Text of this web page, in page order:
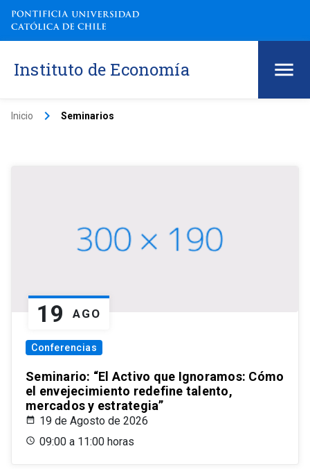
Instituto de Economía
Inicio keyboard_arrow_right Seminarios
19 AGO
Conferencias
Seminario: “El Activo que Ignoramos: Cómo
el envejecimiento redefine talento,
mercados y estrategia”
19 de Agosto de 2026
09:00 a 11:00 horas